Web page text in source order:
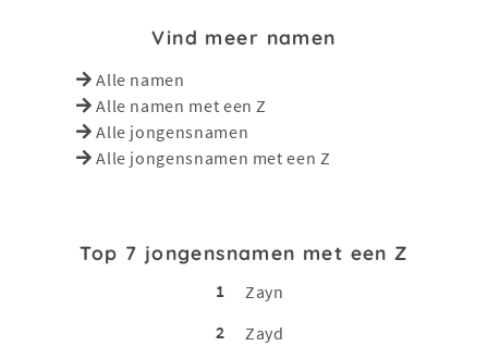
Vind meer namen
Alle namen
Alle namen met een Z
Alle jongensnamen
Alle jongensnamen met een Z
Top 7 jongensnamen met een Z
1
Zayn
2
Zayd